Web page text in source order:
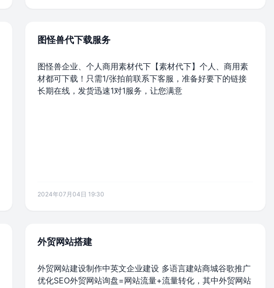
图怪兽代下载服务
图怪兽企业、个人商用素材代下【素材代下】个人、商用素
材都可下载！只需1/张拍前联系下客服，准备好要下的链接
长期在线，发货迅速1对1服务，让您满意
2024年07月04日 19:30
外贸网站搭建
外贸网站建设制作中英文企业建设 多语言建站商城谷歌推广
优化SEO外贸网站询盘=网站流量+流量转化，其中外贸网站